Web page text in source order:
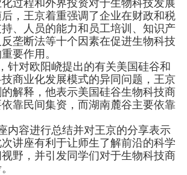
过程和外界投资对于生物科技发展
，王京着重强调了企业在财政和税
、人员的能力和员工培训、知识产
垄断法等十个因素在促进生物科技
要作用。
针对欧阳峣提出的有关美国硅谷和
商业化发展模式的异同问题，王京
解释，他表示美国硅谷生物科技商
靠民间集资，而湖南麓谷主要依靠
内容进行总结并对王京的分享表示
讲座有利于让师生了解前沿的科学
野，并引发同学们对于生物科技商